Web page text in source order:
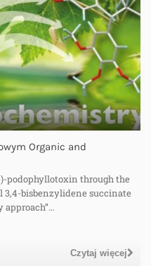
Organic and
podophyllotoxin through the
bisbenzylidene succinate
Czytaj więcej